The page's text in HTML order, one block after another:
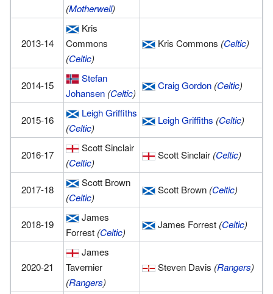
(Motherwell)
2013-14
Kris
Commons
(Celtic)
Kris Commons (Celtic)
2014-15
Stefan
Johansen (Celtic)
Craig Gordon (Celtic)
2015-16
Leigh Griffiths
(Celtic)
Leigh Griffiths (Celtic)
2016-17
Scott Sinclair
(Celtic)
Scott Sinclair (Celtic)
2017-18
Scott Brown
(Celtic)
Scott Brown (Celtic)
2018-19
James
Forrest (Celtic)
James Forrest (Celtic)
2020-21
James
Tavernier
(Rangers)
Steven Davis (Rangers)